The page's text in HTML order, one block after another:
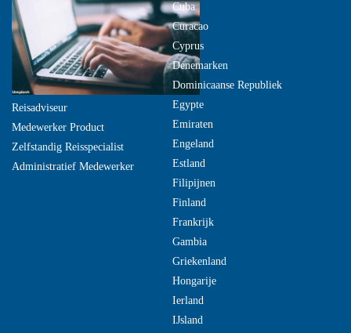
Reisadviseur
Medewerker Product
Zelfstandig Reisspecialist
Administratief Medewerker
Cuba
Curacao
Cyprus
Denemarken
Dominicaanse Republiek
Egypte
Emiraten
Engeland
Estland
Filipijnen
Finland
Frankrijk
Gambia
Griekenland
Hongarije
Ierland
IJsland